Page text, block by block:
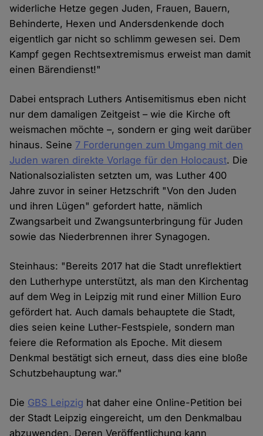
widerliche Hetze gegen Juden, Frauen, Bauern,
Behinderte, Hexen und Andersdenkende doch
eigentlich gar nicht so schlimm gewesen sei. Dem
Kampf gegen Rechtsextremismus erweist man damit
einen Bärendienst!"
Dabei entsprach Luthers Antisemitismus eben nicht
nur dem damaligen Zeitgeist – wie die Kirche oft
weismachen möchte –, sondern er ging weit darüber
hinaus. Seine 7 Forderungen zum Umgang mit den
Juden waren direkte Vorlage für den Holocaust. Die
Nationalsozialisten setzten um, was Luther 400
Jahre zuvor in seiner Hetzschrift "Von den Juden
und ihren Lügen" gefordert hatte, nämlich
Zwangsarbeit und Zwangsunterbringung für Juden
sowie das Niederbrennen ihrer Synagogen.
Steinhaus: "Bereits 2017 hat die Stadt unreflektiert
den Lutherhype unterstützt, als man den Kirchentag
auf dem Weg in Leipzig mit rund einer Million Euro
gefördert hat. Auch damals behauptete die Stadt,
dies seien keine Luther-Festspiele, sondern man
feiere die Reformation als Epoche. Mit diesem
Denkmal bestätigt sich erneut, dass dies eine bloße
Schutzbehauptung war."
Die GBS Leipzig hat daher eine Online-Petition bei
der Stadt Leipzig eingereicht, um den Denkmalbau
abzuwenden. Deren Veröffentlichung kann